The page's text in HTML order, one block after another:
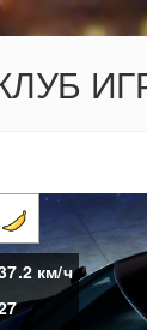
км/ч